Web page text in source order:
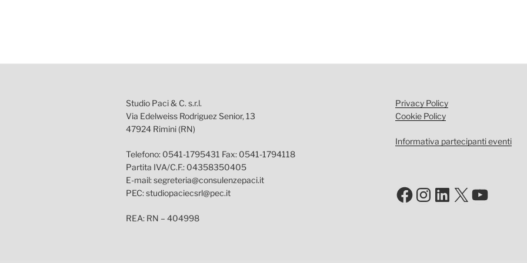
Studio Paci & C. s.r.l.
Via Edelweiss Rodriguez Senior, 13
47924 Rimini (RN)
Telefono: 0541-1795431 Fax: 0541-1794118
Partita IVA/C.F.: 04358350405
E-mail: segreteria@consulenzepaci.it
PEC: studiopaciecsrl@pec.it
REA: RN – 404998
Privacy Policy
Cookie Policy
Informativa partecipanti eventi
Facebook
Instagram
LinkedIn
X